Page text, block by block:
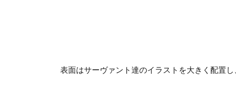
表面はサーヴァント達のイラストを大きく配置